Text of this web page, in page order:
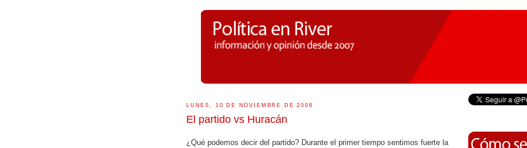
LUNES, 10 DE NOVIEMBRE DE 2008
El partido vs Huracán
¿Qué podemos decir del partido? Durante el primer tiempo sentimos fuerte la